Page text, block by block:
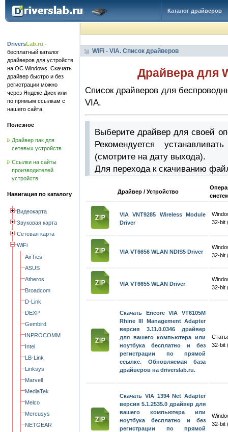
Каталог драйверов
DriversLab.ru -
бесплатный каталог
драйверов для устройств
на ОС Windows. Скачать
драйвер быстро и без
регистрации можно
через Яндекс.Диск или
по прямым ссылкам с
нашего сайта.
Полезное
Драйвер пак для
сетевых устройств
Ссылки на сайты
производителей
устройств
Навигация по каталогу
Видеокарта
Звуковая карта
Сетевая карта
WiFi
AirTies
ASUS
Atheros
Broadcom
D-Link
DEXP
Gembird
INPROCOMM
Intel
LB-Link
Linksys
Marvell
MediaTek
Melco
Mercusys
NETGEAR
WiFi - VIA. Список драйверов
Драйвера для
Список драйверов для
VIA.
Выберите драйвер для своей
Рекомендуется
(смотрите на дату выхода).
Для перехода к скачиванию
Драйвер / Устройство
VIA VNT9285 Wireless Module
Driver
32-bit
VIA VT6656 WLAN NDIS5 Driver
32-bit
VIA VT6655 WLAN Driver
32-bit
Скачать Encore VIA VT6105M
Rhine III Management Adapter
версия 3.11.0.0346 драйвер
для вашего компьютера или
ноутбука бесплатно и без
регистрации по прямой
ссылке. Обновляемая база
драйверов на driverslab.ru.
32-bit
Скачать VIA 1394 Net Adapter
версия 5.1.2535.0 драйвер для
вашего компьютера или
ноутбука бесплатно и без
регистрации по прямой
32-bit